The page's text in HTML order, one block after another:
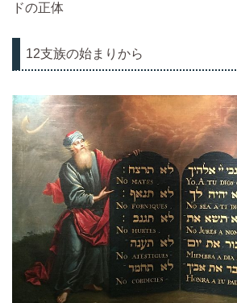
ドの正体
12支族の始まりから